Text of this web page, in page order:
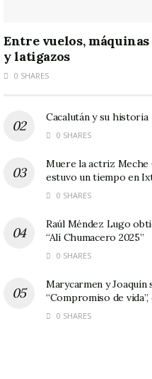
Entre vuelos, máquinas
y latigazos
0 SHARES
Cacalután y su historia
0 SHARES
Muere la actriz Meche
estuvo un tiempo en
0 SHARES
Raúl Méndez Lugo
“Alí Chumacero 2025”
0 SHARES
Marycarmen y Joaquín
“Compromiso de
0 SHARES